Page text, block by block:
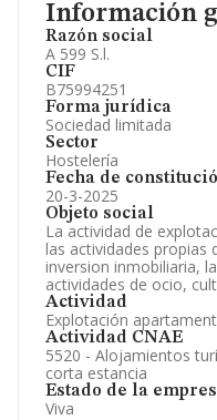
Información
Razón social
A 599 S.l.
CIF
B75994251
Forma jurídica
Sociedad limitada
Sector
Hostelería
Fecha de
20-3-2025
Objeto social
La actividad de
las actividades propias
inversion inmobiliaria,
actividades de ocio,
Actividad
Explotación
Actividad CNAE
5520 - Alojamientos
corta estancia
Estado de la
Viva